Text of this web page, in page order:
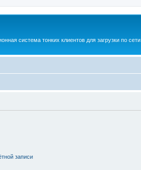
система тонких клиентов для загрузки по сети
записи